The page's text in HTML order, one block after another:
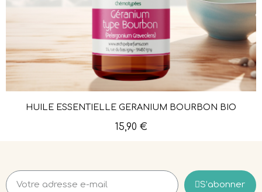
Aperçu rapide
HUILE ESSENTIELLE GÉRANIUM BOURBON BIO
15,90 €
S’abonner